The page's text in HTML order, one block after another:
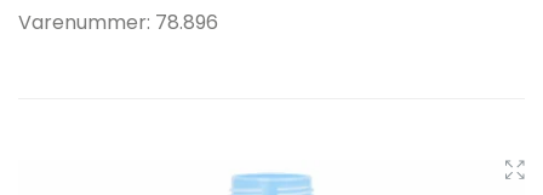
Varenummer: 78.896